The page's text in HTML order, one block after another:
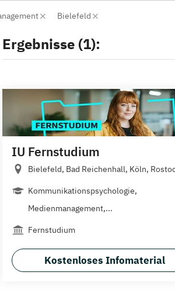
Bielefeld
Ergebnisse (1):
IU Fernstudium
Bielefeld, Bad Reichenhall, Köln,
Kommunikationspsychologie,
Medienmanagement,...
Fernstudium
Kostenloses Infomaterial